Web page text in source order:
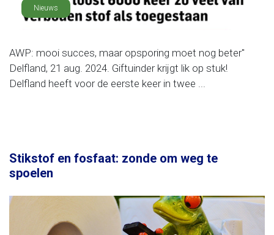
Nieuws
AWP: mooi succes, maar opsporing moet nog beter"
Delfland, 21 aug. 2024. Giftuinder krijgt lik op stuk!
Delfland heeft voor de eerste keer in twee ...
Stikstof en fosfaat: zonde om weg te
spoelen